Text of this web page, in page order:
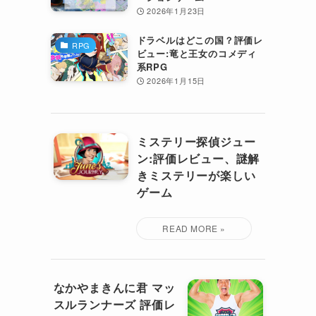
2026年1月23日
RPG
ドラベルはどこの国？評価レ
ビュー:竜と王女のコメディ
系RPG
2026年1月15日
ミステリー探偵ジュー
ン:評価レビュー、謎解
きミステリーが楽しい
ゲーム
なかやまきんに君 マッ
スルランナーズ 評価レ